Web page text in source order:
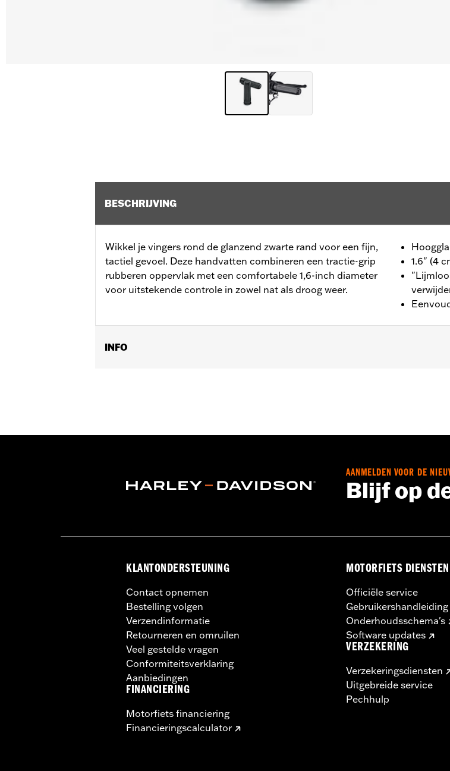
BESCHRIJVING
Wikkel je vingers rond de glanzend zwarte rand voor een fijn,
tactiel gevoel. Deze handvatten combineren een tractie-grip
rubberen oppervlak met een comfortabele 1,6-inch diameter
voor uitstekende controle in zowel nat als droog weer.
1.6" (4
INFO
Diameter:1.6
Rechter- en linkerhandvat, installatie-instructiesAANMELDEN VOOR DE
Blijf op
KLANTONDERSTEUNING
Contact opnemen
Bestelling volgen
Verzendinformatie
Retourneren en omruilen
Veel gestelde vragen
Conformiteitsverklaring
Aanbiedingen
FINANCIERING
Motorfiets financiering
Financieringscalculator
MOTORFIETS DIENSTEN
Officiële service
Gebruikershandleiding
Onderhoudsschema's
Software updates
VERZEKERING
Verzekeringsdiensten
Uitgebreide service
Pechhulp